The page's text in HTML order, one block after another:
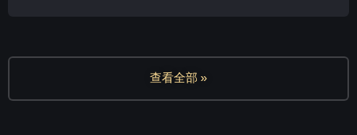
查看全部 »